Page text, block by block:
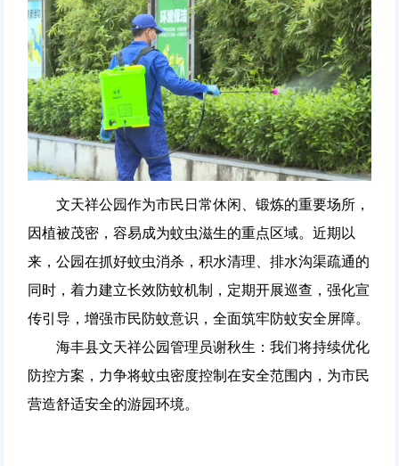
文天祥公园作为市民日常休闲、锻炼的重要场所，
因植被茂密，容易成为蚊虫滋生的重点区域。近期以
来，公园在抓好蚊虫消杀，积水清理、排水沟渠疏通的
同时，着力建立长效防蚊机制，定期开展巡查，强化宣
传引导，增强市民防蚊意识，全面筑牢防蚊安全屏障。
海丰县文天祥公园管理员谢秋生：我们将持续优化
防控方案，力争将蚊虫密度控制在安全范围内，为市民
营造舒适安全的游园环境。